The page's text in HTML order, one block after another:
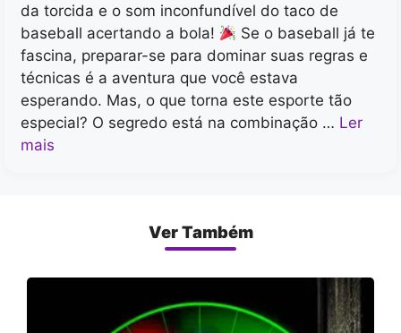
da torcida e o som inconfundível do taco de
baseball acertando a bola!
Se o baseball já te
fascina, preparar-se para dominar suas regras e
técnicas é a aventura que você estava
esperando. Mas, o que torna este esporte tão
especial? O segredo está na combinação … Ler
mais
Ver Também